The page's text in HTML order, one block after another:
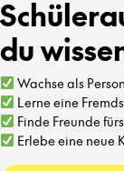
du
Wachse als Person
Lerne eine
Finde Freunde
Erlebe eine neue